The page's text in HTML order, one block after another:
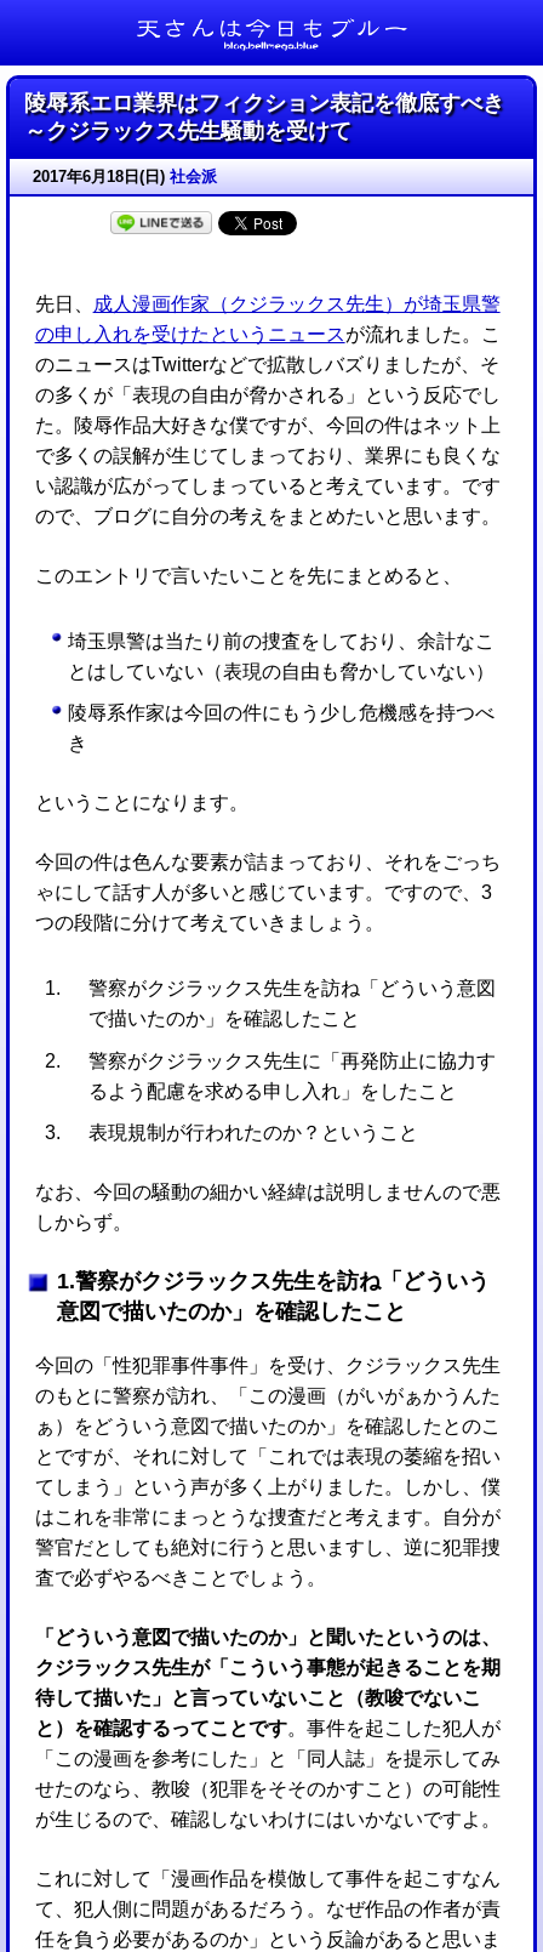
天さんは今日もブルー
陵辱系エロ業界はフィクション表記を徹底すべき
～クジラックス先生騒動を受けて
2017年6月18日(日) 社会派
先日、
成人漫画作家（クジラックス先生）が埼玉県警
の申し入れを受けたというニュースが流れました。こ
のニュースはTwitterなどで拡散しバズりましたが、そ
の多くが「表現の自由が脅かされる」という反応でし
た。陵辱作品大好きな僕ですが、今回の件はネット上
で多くの誤解が生じてしまっており、業界にも良くな
い認識が広がってしまっていると考えています。です
ので、ブログに自分の考えをまとめたいと思います。
このエントリで言いたいことを先にまとめると、
埼玉県警は当たり前の捜査をしており、余計なこ
とはしていない（表現の自由も脅かしていない）
陵辱系作家は今回の件にもう少し危機感を持つべ
き
ということになります。
今回の件は色んな要素が詰まっており、それをごっち
ゃにして話す人が多いと感じています。ですので、3
つの段階に分けて考えていきましょう。
警察がクジラックス先生を訪ね「どういう意図
で描いたのか」を確認したこと
警察がクジラックス先生に「再発防止に協力す
るよう配慮を求める申し入れ」をしたこと
表現規制が行われたのか？ということ
なお、今回の騒動の細かい経緯は説明しませんので悪
しからず。
1.警察がクジラックス先生を訪ね「どういう
意図で描いたのか」を確認したこと
今回の「性犯罪事件事件」を受け、クジラックス先生
のもとに警察が訪れ、「この漫画（がいがぁかうんた
ぁ）をどういう意図で描いたのか」を確認したとのこ
とですが、それに対して「これでは表現の萎縮を招い
てしまう」という声が多く上がりました。しかし、僕
はこれを非常にまっとうな捜査だと考えます。自分が
警官だとしても絶対に行うと思いますし、逆に犯罪捜
査で必ずやるべきことでしょう。
「どういう意図で描いたのか」と聞いたというのは、
クジラックス先生が「こういう事態が起きることを期
待して描いた」と言っていないこと（教唆でないこ
と）を確認するってことです。事件を起こした犯人が
「この漫画を参考にした」と「同人誌」を提示してみ
せたのなら、教唆（犯罪をそそのかすこと）の可能性
が生じるので、確認しないわけにはいかないですよ。
これに対して「漫画作品を模倣して事件を起こすなん
て、犯人側に問題があるだろう。なぜ作品の作者が責
任を負う必要があるのか」という反論があると思いま